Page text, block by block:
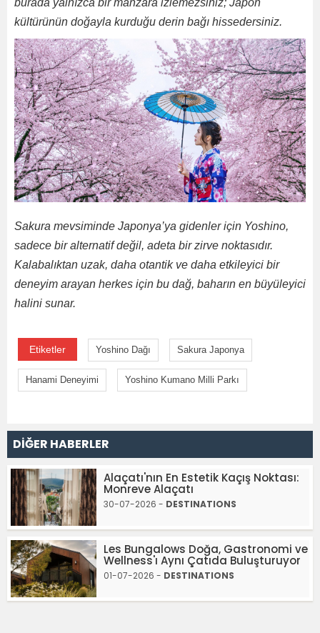
kültürünün doğayla kurduğu derin bağı hissedersiniz.
Sakura mevsiminde Japonya’ya gidenler için Yoshino,
sadece bir alternatif değil, adeta bir zirve noktasıdır.
Kalabalıktan uzak, daha otantik ve daha etkileyici bir
deneyim arayan herkes için bu dağ, baharın en büyüleyici
halini sunar.
Etiketler Yoshino Dağı Sakura Japonya
Hanami Deneyimi Yoshino Kumano Milli Parkı
DİĞER HABERLER
Alaçatı'nın En Estetik Kaçış Noktası:
Monreve Alaçatı
30-07-2026 - DESTINATIONS
Les Bungalows Doğa, Gastronomi ve
Wellness'ı Aynı Çatıda Buluşturuyor
01-07-2026 - DESTINATIONS